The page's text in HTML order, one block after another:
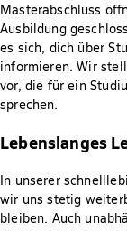
Masterabschluss
Ausbildung
es sich, dich über
informieren. Wir
vor, die für ein
sprechen.
Lebenslanges
In unserer
wir uns stetig
bleiben. Auch